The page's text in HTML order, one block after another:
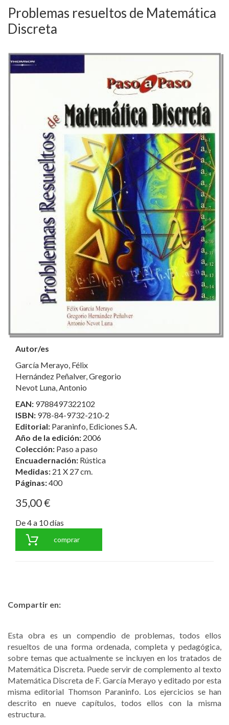
Problemas resueltos de Matemática
Discreta
Autor/es
García Merayo, Félix
Hernández Peñalver, Gregorio
Nevot Luna, Antonio
EAN: 9788497322102
ISBN: 978-84-9732-210-2
Editorial: Paraninfo, Ediciones S.A.
Año de la edición: 2006
Colección: Paso a paso
Encuadernación: Rústica
Medidas: 21 X 27 cm.
Páginas:400
35,00 €
De 4 a 10 días
comprar
Compartir en:
Esta obra es un compendio de problemas, todos ellos
resueltos de una forma ordenada, completa y pedagógica,
sobre temas que actualmente se incluyen en los tratados de
Matemática Discreta. Puede servir de complemento al texto
Matemática Discreta de F. García Merayo y editado por esta
misma editorial Thomson Paraninfo. Los ejercicios se han
descrito en nueve capítulos, todos ellos con la misma
estructura.